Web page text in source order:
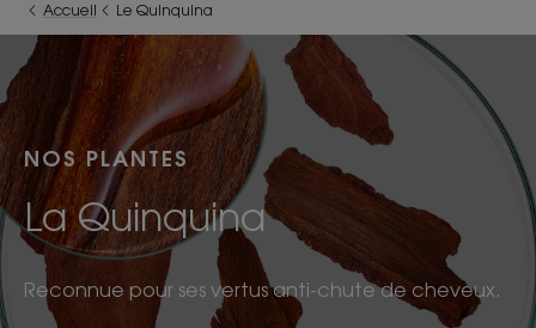
Accueil Le Quinquina
NOS PLANTES
La Quinquina
Reconnue pour ses vertus anti-chute de cheveux.